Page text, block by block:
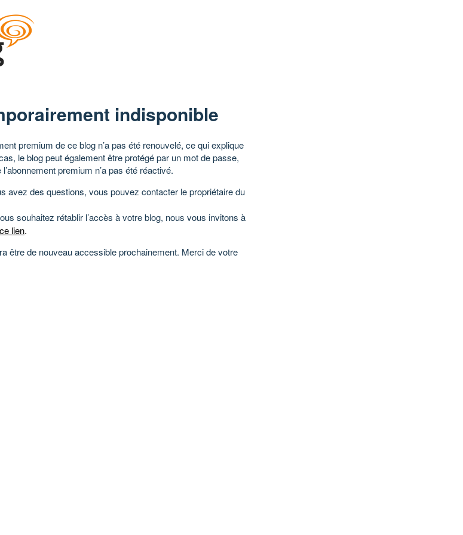
indisponible
premium de ce blog n’a pas été renouvelé, ce qui explique
le blog peut également être protégé par un mot de passe,
premium n’a pas été réactivé.
avez des questions, vous pouvez contacter le propriétaire du
souhaitez rétablir l’accès à votre blog, nous vous invitons à
ce lien.
être de nouveau accessible prochainement. Merci de votre